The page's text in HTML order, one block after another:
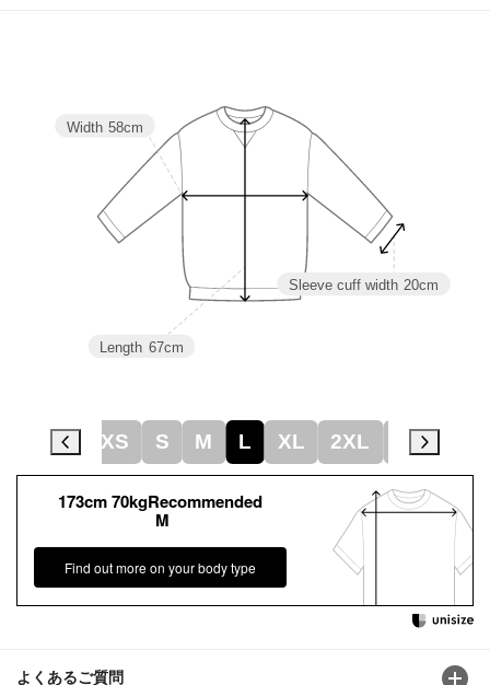
よくあるご質問
173cm 70kgRecommended
M
Find out more on your body type
Sleeve cuff width 20cm
Length 67cm
Width 58cm
XS S M L XL 2XL 3XL